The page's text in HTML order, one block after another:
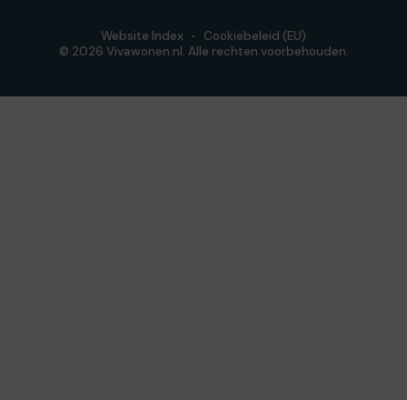
© 2026 Vivawonen.nl. Alle rechten voorbehouden.
Website Index Cookiebeleid (EU)